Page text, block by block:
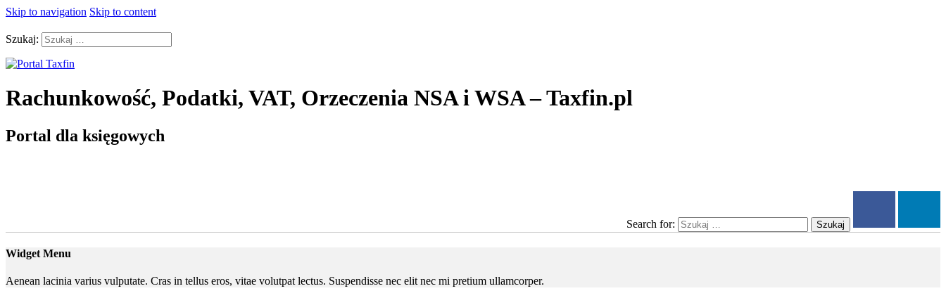
Skip to navigation Skip to content
Szukaj:
Rachunkowość, Podatki, VAT, Orzeczenia NSA i WSA – Taxfin.pl
Portal dla księgowych
Search for: Szukaj
Widget Menu
Aenean lacinia varius vulputate. Cras in tellus eros, vitae volutpat lectus. Suspendisse nec elit nec mi pretium ullamcorper.